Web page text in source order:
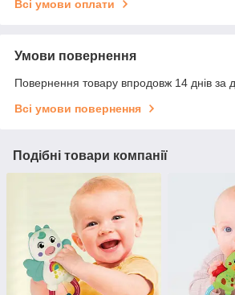
Всі умови оплати
Умови повернення
Повернення товару впродовж 14 днів за
Всі умови повернення
Подібні товари компанії